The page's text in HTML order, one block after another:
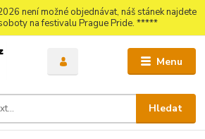
není možné objednávat, náš stánek najdete
na festivalu Prague Pride. *****
Menu
Hledat